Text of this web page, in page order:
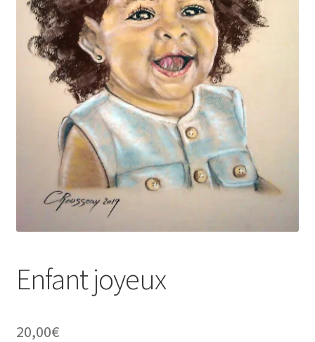
Tarifs
WPMS HTML Sitemap
Enfant joyeux
20,00€